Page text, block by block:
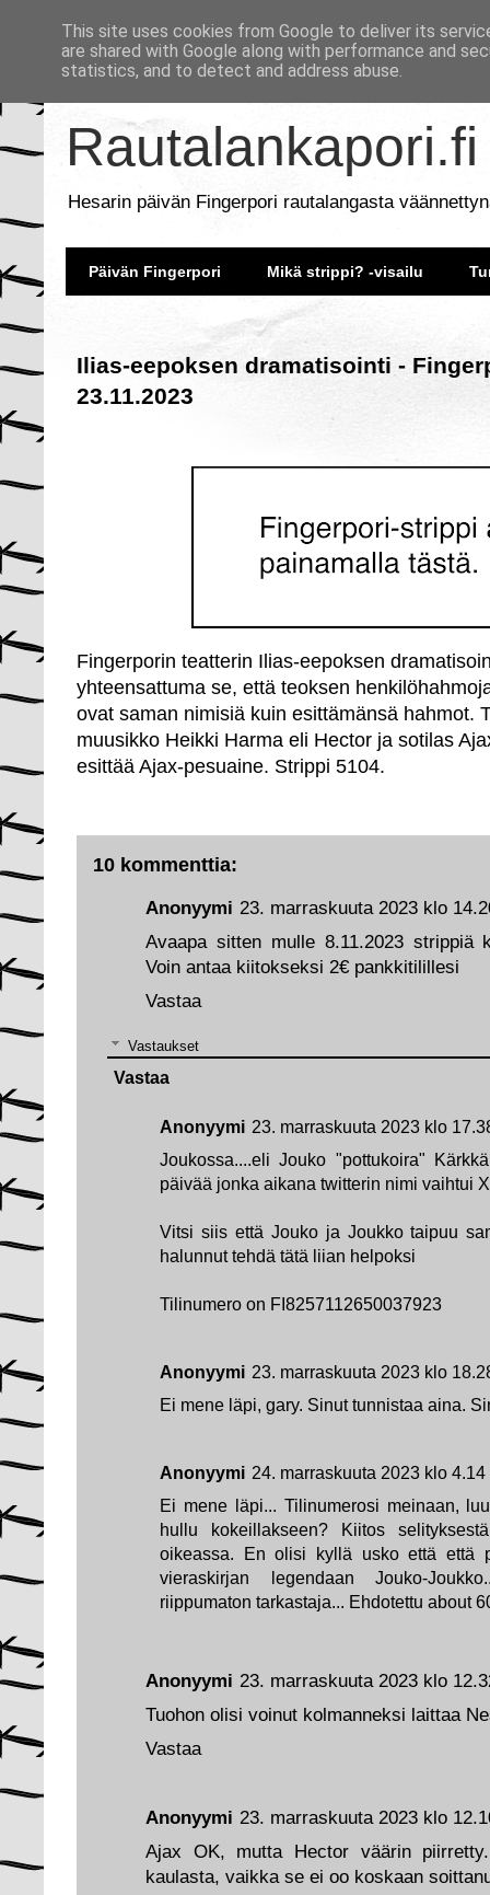
Rautalankapori.fi
Hesarin päivän Fingerpori rautalangasta
Päivän Fingerpori Mikä strippi? -visailu
Ilias-eepoksen dramatisointi -
23.11.2023
Fingerporin teatterin Ilias-eepoksen
yhteensattuma se, että teoksen
ovat saman nimisiä kuin esittämänsä hahmot.
muusikko Heikki Harma eli Hector ja sotilas
esittää Ajax-pesuaine. Strippi 5104.
10 kommenttia:
Anonyymi 23. marraskuuta 2023 klo
Ajax OK, mutta Hector väärin
kaulasta, vaikka se ei oo koskaan
Anonyymi 23. marraskuuta 2023 klo
Tuohon olisi voinut kolmanneksi laittaa
Vastaa
Anonyymi 23. marraskuuta 2023 klo
Avaapa sitten mulle 8.11.2023
Voin antaa kiitokseksi 2€ pankkitilillesi
Vastaa
Vastaukset
Anonyymi 23. marraskuuta 2023 klo
Joukossa....eli Jouko "pottukoira"
päivää jonka aikana twitterin nimi vaihtui
Vitsi siis että Jouko ja Joukko taipuu
halunnut tehdä tätä liian helpoksi
Tilinumero on FI8257112650037923
Anonyymi 23. marraskuuta 2023 klo
Ei mene läpi, gary. Sinut tunnistaa aina.
Anonyymi 24. marraskuuta 2023 klo 4.14
Ei mene läpi... Tilinumerosi meinaan,
hullu kokeillakseen? Kiitos
oikeassa. En olisi kyllä usko että että
vieraskirjan legendaan Jouko-
riippumaton tarkastaja... Ehdotettu about
Vastaa
This site uses cookies from Google to deliver its
are shared with Google along with performance and
statistics, and to detect and address abuse.